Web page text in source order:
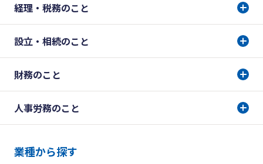
経理・税務のこと
設立・相続のこと
財務のこと
人事労務のこと
業種から探す